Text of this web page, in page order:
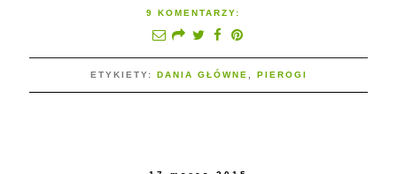
9 KOMENTARZY:
ETYKIETY: DANIA GŁÓWNE PIEROGI